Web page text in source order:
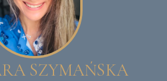
SZYMAŃSKA